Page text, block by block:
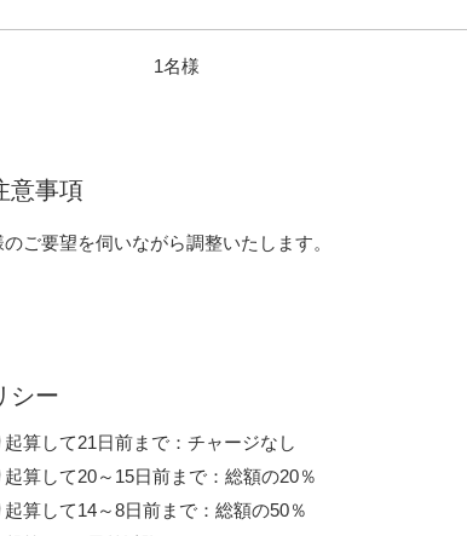
1名様
意事項
ご要望を伺いながら調整いたします。
シー
算して21日前まで：チャージなし
算して20～15日前まで：総額の20％
算して14～8日前まで：総額の50％